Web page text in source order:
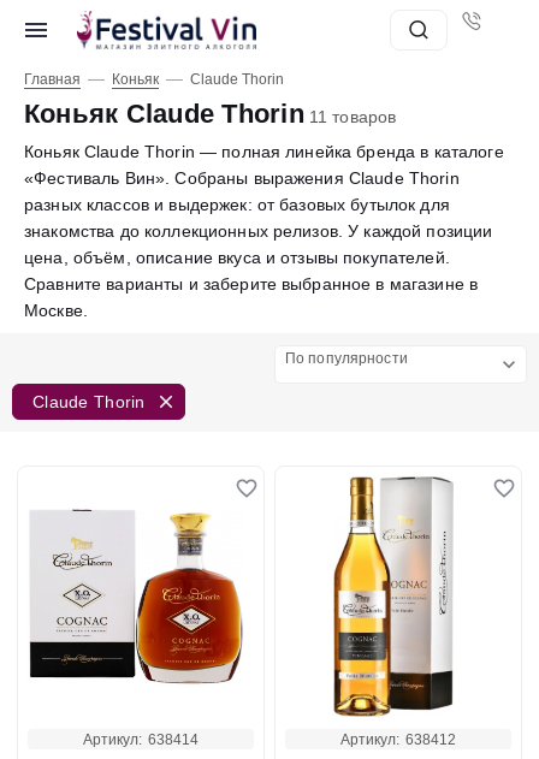
Главная — Коньяк — Claude Thorin
Коньяк Claude Thorin 11 товаров
Коньяк Claude Thorin — полная линейка бренда в каталоге
«Фестиваль Вин». Собраны выражения Claude Thorin
разных классов и выдержек: от базовых бутылок для
знакомства до коллекционных релизов. У каждой позиции
цена, объём, описание вкуса и отзывы покупателей.
Сравните варианты и заберите выбранное в магазине в
Москве.
По популярности
Claude Thorin
Артикул: 638414 Артикул: 638412